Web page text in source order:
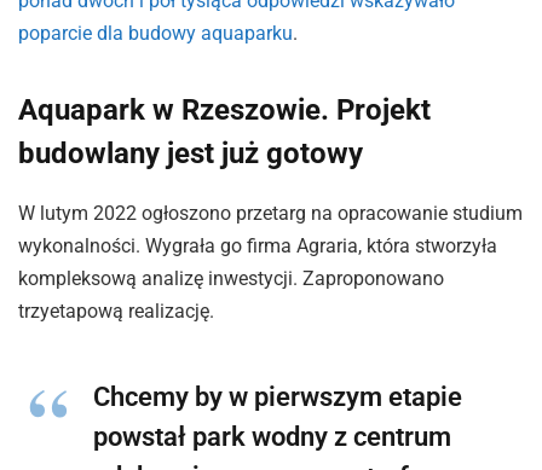
poparcie dla budowy aquaparku.
Aquapark w Rzeszowie. Projekt
budowlany jest już gotowy
W lutym 2022 ogłoszono przetarg na opracowanie studium
wykonalności. Wygrała go firma Agraria, która stworzyła
kompleksową analizę inwestycji. Zaproponowano
trzyetapową realizację.
Chcemy by w pierwszym etapie
powstał park wodny z centrum